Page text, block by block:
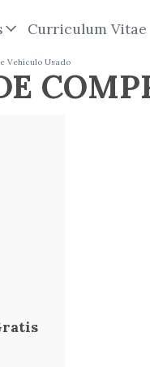
Curriculum Vitae
Vehículo Usado